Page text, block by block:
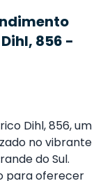
856 -
Dihl, 856, um
no vibrante
do Sul.
para oferecer